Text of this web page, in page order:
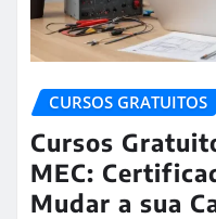
CURSOS GRATUITOS
Cursos
MEC:
Mudar a sua